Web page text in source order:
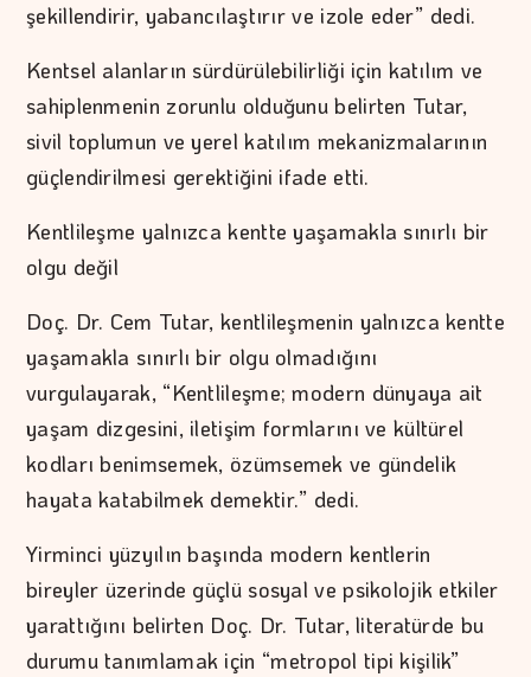
şekillendirir, yabancılaştırır ve izole eder” dedi.
Kentsel alanların sürdürülebilirliği için katılım ve
sahiplenmenin zorunlu olduğunu belirten Tutar,
sivil toplumun ve yerel katılım mekanizmalarının
güçlendirilmesi gerektiğini ifade etti.
Kentlileşme yalnızca kentte yaşamakla sınırlı bir
olgu değil
Doç. Dr. Cem Tutar, kentlileşmenin yalnızca kentte
yaşamakla sınırlı bir olgu olmadığını
vurgulayarak, “Kentlileşme; modern dünyaya ait
yaşam dizgesini, iletişim formlarını ve kültürel
kodları benimsemek, özümsemek ve gündelik
hayata katabilmek demektir.” dedi.
Yirminci yüzyılın başında modern kentlerin
bireyler üzerinde güçlü sosyal ve psikolojik etkiler
yarattığını belirten Doç. Dr. Tutar, literatürde bu
durumu tanımlamak için “metropol tipi kişilik”